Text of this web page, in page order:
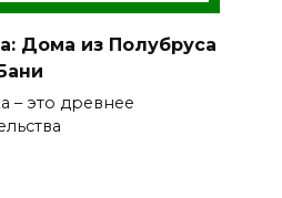
Дома из Полубруса
– это древнее